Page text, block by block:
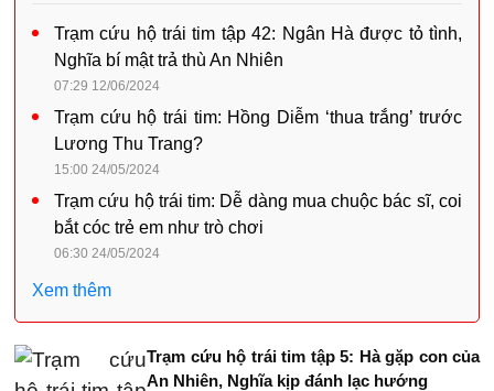
Trạm cứu hộ trái tim tập 42: Ngân Hà được tỏ tình,
Nghĩa bí mật trả thù An Nhiên
07:29 12/06/2024
Trạm cứu hộ trái tim: Hồng Diễm ‘thua trắng’ trước
Lương Thu Trang?
15:00 24/05/2024
Trạm cứu hộ trái tim: Dễ dàng mua chuộc bác sĩ, coi
bắt cóc trẻ em như trò chơi
06:30 24/05/2024
Xem thêm
Trạm cứu hộ trái tim tập 5: Hà gặp con của
An Nhiên, Nghĩa kịp đánh lạc hướng